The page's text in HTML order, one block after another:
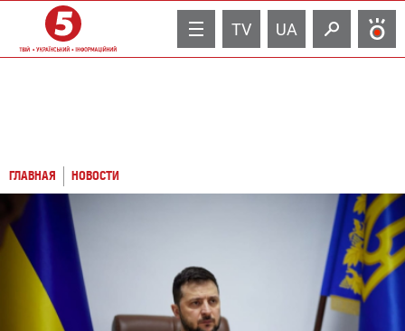
TV UA
ГЛАВНАЯ НОВОСТИ